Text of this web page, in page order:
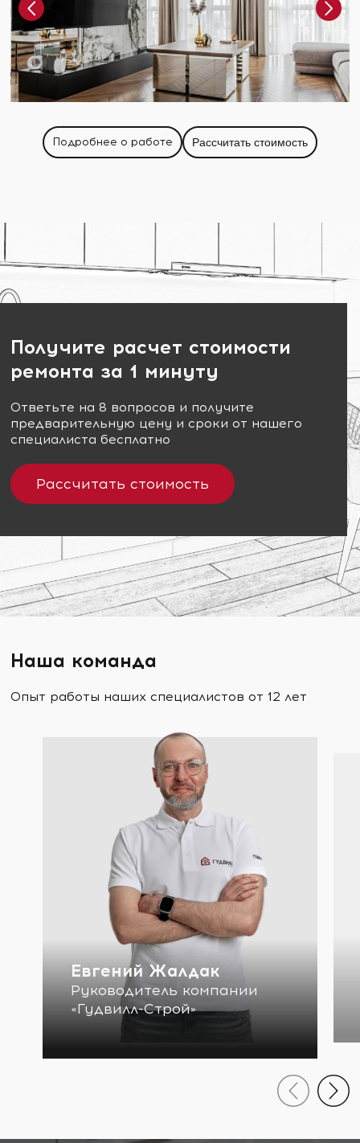
Подробнее о работе Рассчитать стоимость
Получите расчет стоимости
ремонта за 1 минуту
Ответьте на 8 вопросов и получите
предварительную цену и сроки от нашего
специалиста бесплатно
Рассчитать стоимость
Наша команда
Опыт работы наших специалистов от 12 лет
Евгений Жалдак
Руководитель компании
«Гудвилл-Строй»